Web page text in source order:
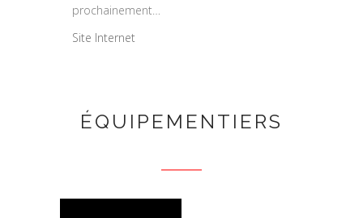
prochainement…
Site Internet
ÉQUIPEMENTIERS